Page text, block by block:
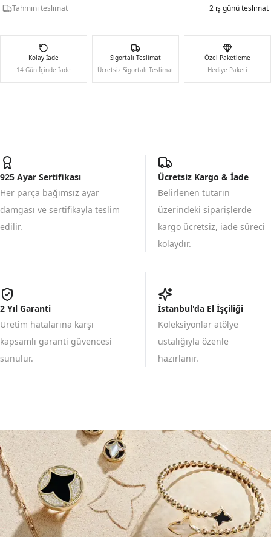
Tahmini teslimat 2 iş günü teslimat
Kolay İade
14 Gün İçinde İade
Sigortalı Teslimat
Ücretsiz Sigortalı Teslimat
Özel Paketleme
Hediye Paketi
925 Ayar Sertifikası
Her parça bağımsız ayar
damgası ve sertifikayla teslim
edilir.
Ücretsiz Kargo & İade
Belirlenen tutarın
üzerindeki siparişlerde
kargo ücretsiz, iade süreci
kolaydır.
2 Yıl Garanti
Üretim hatalarına karşı
kapsamlı garanti güvencesi
sunulur.
İstanbul'da El İşçiliği
Koleksiyonlar atölye
ustalığıyla özenle
hazırlanır.